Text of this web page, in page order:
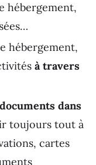
hébergement,
hébergement,
à travers
dans
toujours tout à
cartes